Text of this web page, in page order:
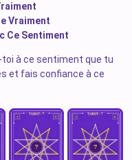
Vraiment
Ce Sentiment
à ce sentiment que tu
et fais confiance à ce